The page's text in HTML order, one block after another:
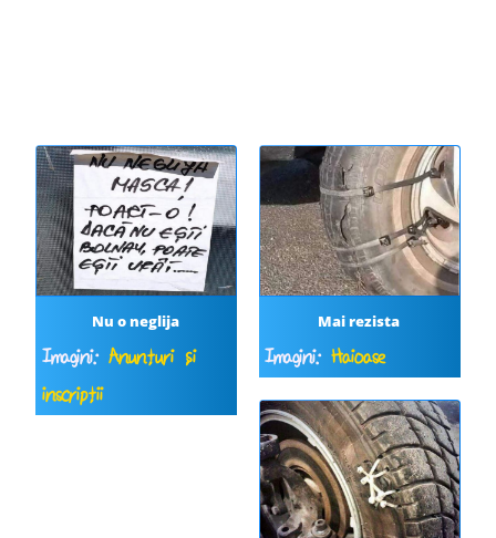
Nu o neglija
Imagini: Anunțuri și
inscripții
Mai rezista
Imagini:Haioase